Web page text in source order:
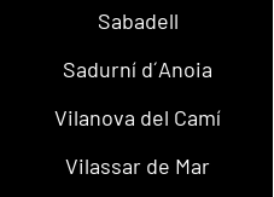
Sabadell
Sadurní d´Anoia
Vilanova del Camí
Vilassar de Mar